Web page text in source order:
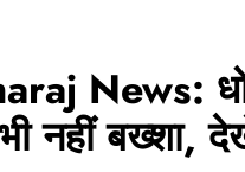
News:
भी नहीं